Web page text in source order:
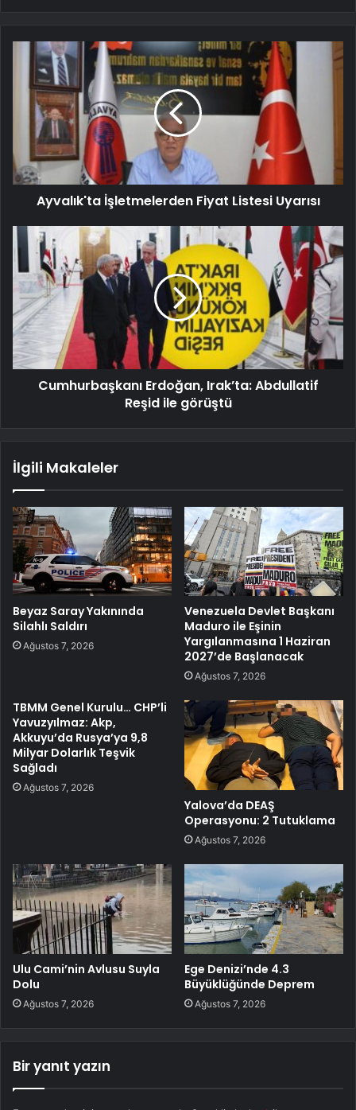
Ayvalık'ta İşletmelerden Fiyat Listesi Uyarısı
Cumhurbaşkanı Erdoğan, Irak’ta: Abdullatif
Reşid ile görüştü
İlgili Makaleler
Beyaz Saray Yakınında
Silahlı Saldırı
Ağustos 7, 2026
Venezuela Devlet Başkanı
Maduro ile Eşinin
Yargılanmasına 1 Haziran
2027’de Başlanacak
Ağustos 7, 2026
TBMM Genel Kurulu… CHP’li
Yavuzyılmaz: Akp,
Akkuyu’da Rusya’ya 9,8
Milyar Dolarlık Teşvik
Sağladı
Ağustos 7, 2026
Yalova’da DEAŞ
Operasyonu: 2 Tutuklama
Ağustos 7, 2026
Ulu Cami’nin Avlusu Suyla
Dolu
Ağustos 7, 2026
Ege Denizi’nde 4.3
Büyüklüğünde Deprem
Ağustos 7, 2026
Bir yanıt yazın